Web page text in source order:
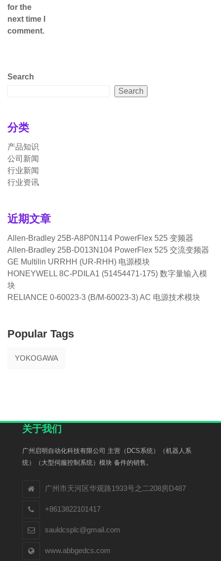
for the
next time I
comment.
Search
Search
分类
产品知识
公司新闻
行业新闻
行业资讯
近期文章
Allen-Bradley 25B-A8P0N114 PowerFlex 525 变频器
Allen-Bradley 25B-D013N104 PowerFlex 525 交流变频器
GE Multilin URRHH (UR-RHH) 电源模块
HONEYWELL 8C-PDILA1 (51454471-175) 数字量输入模
块
RELIANCE 0-60023-3 (B/M-60023-3) AC 电源技术模块
Popular Tags
YOKOGAWA
关于我们
广州启明自动化科技有限公司 主营（DCS系统）（机器人系
统）（大型伺服控制系统）模块 备件的销售。
广州市天河区华观路1933号之二208房D487
+8613822101417
sauldcsplc@gmail.com
www.abbgedcs.com